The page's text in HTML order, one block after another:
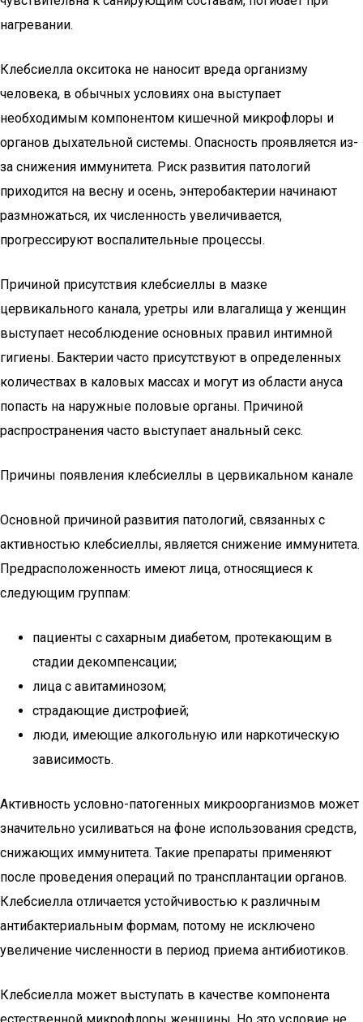
нагревании.
Клебсиелла окситока не наносит вреда организму
человека, в обычных условиях она выступает
необходимым компонентом кишечной микрофлоры и
органов дыхательной системы. Опасность проявляется из-
за снижения иммунитета. Риск развития патологий
приходится на весну и осень, энтеробактерии начинают
размножаться, их численность увеличивается,
прогрессируют воспалительные процессы.
Причиной присутствия клебсиеллы в мазке
цервикального канала, уретры или влагалища у женщин
выступает несоблюдение основных правил интимной
гигиены. Бактерии часто присутствуют в определенных
количествах в каловых массах и могут из области ануса
попасть на наружные половые органы. Причиной
распространения часто выступает анальный секс.
Причины появления клебсиеллы в цервикальном канале
Основной причиной развития патологий, связанных с
активностью клебсиеллы, является снижение иммунитета.
Предрасположенность имеют лица, относящиеся к
следующим группам:
пациенты с сахарным диабетом, протекающим в
стадии декомпенсации;
лица с авитаминозом;
страдающие дистрофией;
люди, имеющие алкогольную или наркотическую
зависимость.
Активность условно-патогенных микроорганизмов может
значительно усиливаться на фоне использования средств,
снижающих иммунитета. Такие препараты применяют
после проведения операций по трансплантации органов.
Клебсиелла отличается устойчивостью к различным
антибактериальным формам, потому не исключено
увеличение численности в период приема антибиотиков.
Клебсиелла может выступать в качестве компонента